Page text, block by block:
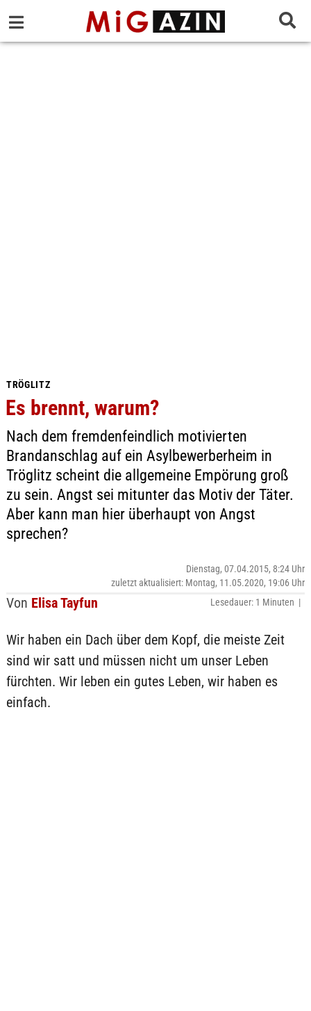
TRÖGLITZ
Es brennt, warum?
Nach dem fremdenfeindlich motivierten
Brandanschlag auf ein Asylbewerberheim in
Tröglitz scheint die allgemeine Empörung groß
zu sein. Angst sei mitunter das Motiv der Täter.
Aber kann man hier überhaupt von Angst
sprechen?
Von Elisa Tayfun
Dienstag, 07.04.2015, 8:24 Uhr
zuletzt aktualisiert: Montag, 11.05.2020, 19:06 Uhr
Lesedauer: 1 Minuten |
Wir haben ein Dach über dem Kopf, die meiste Zeit
sind wir satt und müssen nicht um unser Leben
fürchten. Wir leben ein gutes Leben, wir haben es
einfach.